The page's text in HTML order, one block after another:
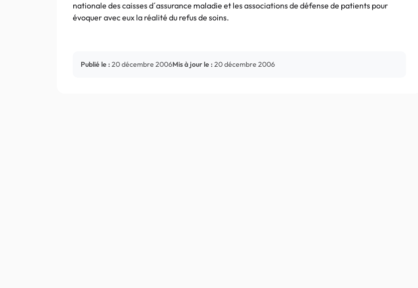
nationale des caisses d´assurance maladie et les associations de défense de patients pour
évoquer avec eux la réalité du refus de soins.
Publié le : 20 décembre 2006Mis à jour le : 20 décembre 2006